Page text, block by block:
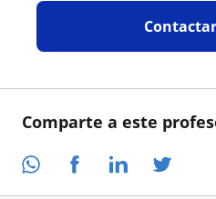
Comparte a este